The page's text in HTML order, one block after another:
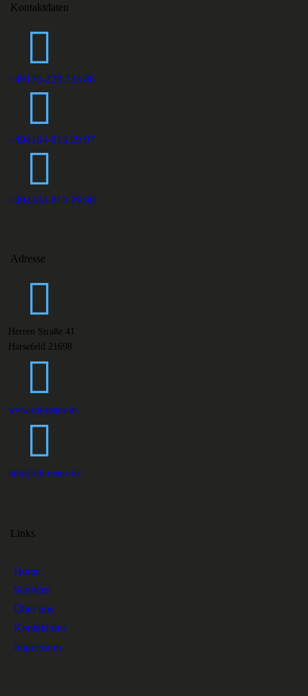
Kontaktdaten
+49176-228 733 86
+494164-813 29 97
+494164-813 29 98
Adresse
Herren Straße 41
Harsefeld 21698
www.stb-renov.de
info@stb-renov.de
Links
Home
Services
Über uns
Kontakt uns
Impressum